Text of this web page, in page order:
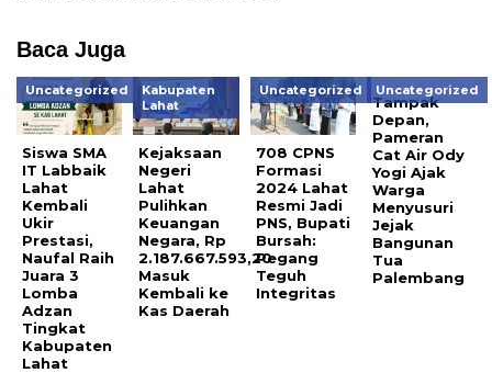
Baca Juga
Uncategorized
Siswa SMA
IT Labbaik
Lahat
Kembali
Ukir
Prestasi,
Naufal Raih
Juara 3
Lomba
Adzan
Tingkat
Kabupaten
Lahat
Kabupaten
Lahat
Kejaksaan
Negeri
Lahat
Pulihkan
Keuangan
Negara, Rp
2.187.667.593,20
Masuk
Kembali ke
Kas Daerah
Uncategorized
708 CPNS
Formasi
2024 Lahat
Resmi Jadi
PNS, Bupati
Bursah:
Pegang
Teguh
Integritas
Uncategorized
Tampak
Depan,
Pameran
Cat Air Ody
Yogi Ajak
Warga
Menyusuri
Jejak
Bangunan
Tua
Palembang